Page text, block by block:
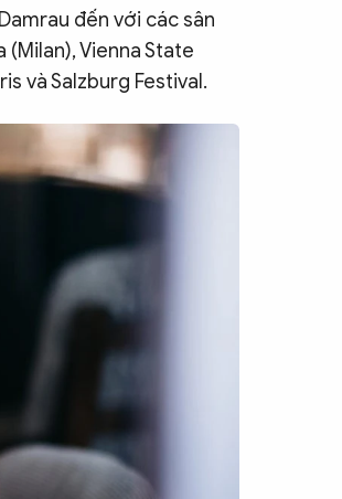
đến với các sân
(Milan), Vienna State
và Salzburg Festival.